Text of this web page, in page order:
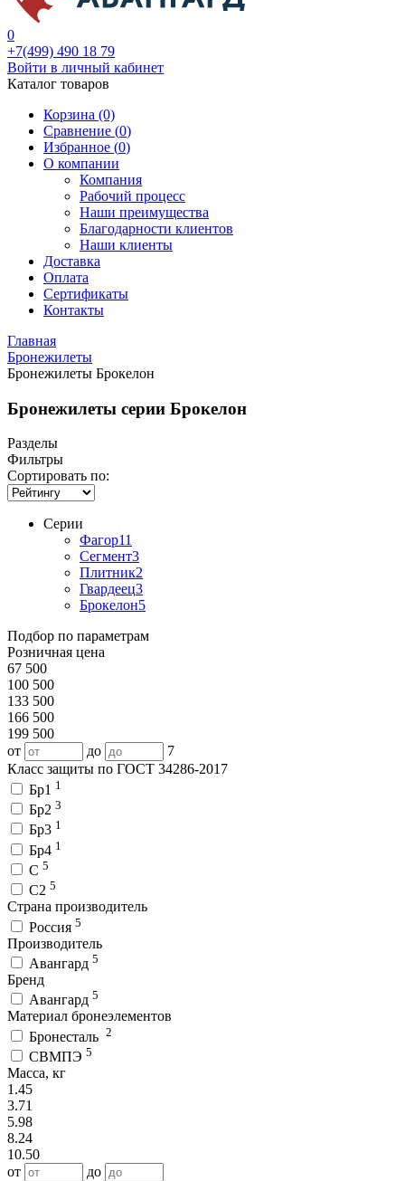
0
+7(499) 490 18 79
Войти в личный кабинет
Каталог товаров
Корзина (0)
Сравнение (0)
Избранное (0)
О компании
Компания
Рабочий процесс
Наши преимущества
Благодарности клиентов
Наши клиенты
Доставка
Оплата
Сертификаты
Контакты
Главная
Бронежилеты
Бронежилеты Брокелон
Бронежилеты серии Брокелон
Разделы
Фильтры
Сортировать по:
Серии
Фагор11
Сегмент3
Плитник2
Гвардеец3
Брокелон5
Подбор по параметрам
Розничная цена
67 500
100 500
133 500
166 500
199 500
от
до
7
Класс защиты по ГОСТ 34286-2017
Бр1 1
Бр2 3
Бр3 1
Бр4 1
С 5
С2 5
Страна производитель
Россия 5
Производитель
Авангард 5
Бренд
Авангард 5
Материал бронеэлементов
Бронесталь 2
СВМПЭ 5
Масса, кг
1.45
3.71
5.98
8.24
10.50
от
до